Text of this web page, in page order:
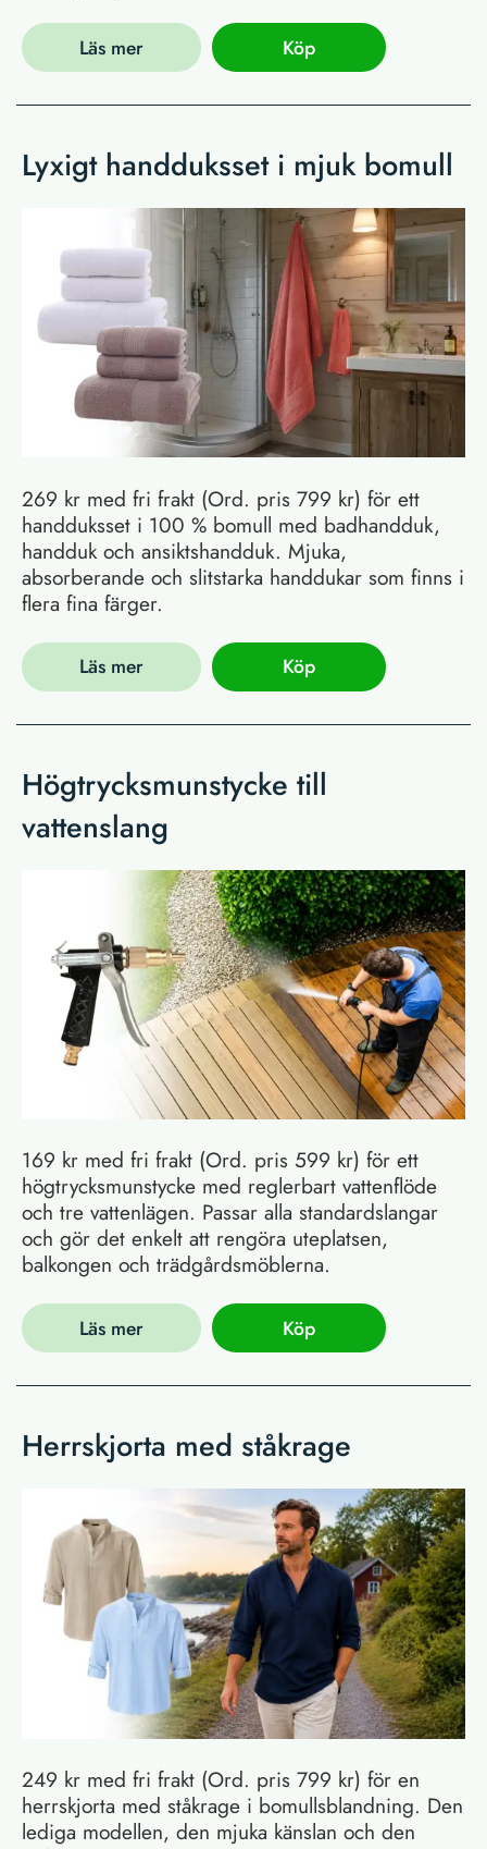
Läs mer Köp
Lyxigt handduksset i mjuk bomull
269 kr med fri frakt (Ord. pris 799 kr) för ett
handduksset i 100 % bomull med badhandduk,
handduk och ansiktshandduk. Mjuka,
absorberande och slitstarka handdukar som finns i
flera fina färger.
Läs mer Köp
Högtrycksmunstycke till
vattenslang
169 kr med fri frakt (Ord. pris 599 kr) för ett
högtrycksmunstycke med reglerbart vattenflöde
och tre vattenlägen. Passar alla standardslangar
och gör det enkelt att rengöra uteplatsen,
balkongen och trädgårdsmöblerna.
Läs mer Köp
Herrskjorta med ståkrage
249 kr med fri frakt (Ord. pris 799 kr) för en
herrskjorta med ståkrage i bomullsblandning. Den
lediga modellen, den mjuka känslan och den